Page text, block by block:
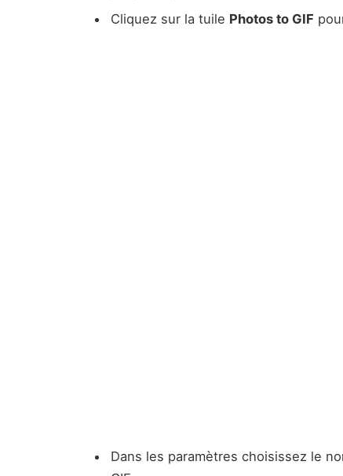
Cliquez sur la tuile Photos to GIF
Dans les paramètres choisissez le